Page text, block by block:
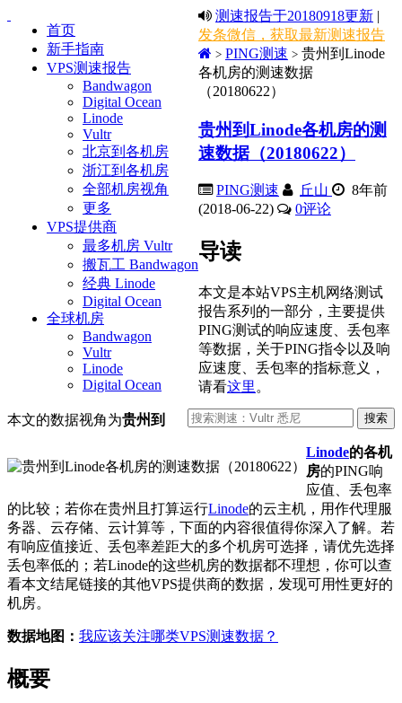
首页
新手指南
VPS测速报告
Bandwagon
Digital Ocean
Linode
Vultr
北京到各机房
浙江到各机房
全部机房视角
更多
VPS提供商
最多机房 Vultr
搬瓦工 Bandwagon
经典 Linode
Digital Ocean
全球机房
Bandwagon
Vultr
Linode
Digital Ocean
测速报告于20180918更新 |
发条微信，获取最新测速报告
> PING测速 > 贵州到Linode
各机房的测速数据
（20180622）
贵州到Linode各机房的测
速数据（20180622）
PING测速 丘山
8年前
(2018-06-22)
0评论
导读
本文是本站VPS主机网络测试
报告系列的一部分，主要提供
PING测试的响应速度、丢包率
等数据，关于PING指令以及响
应速度、丢包率的指标意义，
请看这里 。
本文的数据视角为贵州到
Linode的各机
房的PING响
应值、丢包率
的比较；若你在贵州且打算运行Linode的云主机，用作代理服
务器、云存储、云计算等，下面的内容很值得你深入了解。若
有响应值接近、丢包率差距大的多个机房可选择，请优先选择
丢包率低的；若Linode的这些机房的数据都不理想，你可以查
看本文结尾链接的其他VPS提供商的数据，发现可用性更好的
机房。
数据地图： 我应该关注哪类VPS测速数据？
概要